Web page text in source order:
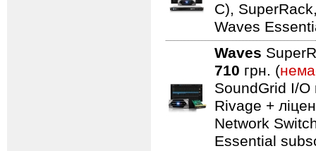
C),
Waves
Waves
710 грн. (
SoundGrid I/O
Rivage +
Network
Essential